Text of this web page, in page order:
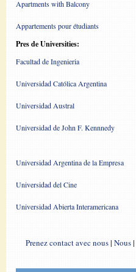
Apartments with Balcony
Appartements pour étudiants
Pres de Universities:
Facultad de Ingenieria
Universidad Católica Argentina
Universidad Austral
Universidad de John F. Kennnedy
Universidad Argentina de la Empresa
Universidad del Cine
Universidad Abierta Interamericana
Prenez contact avec nous| Nous|